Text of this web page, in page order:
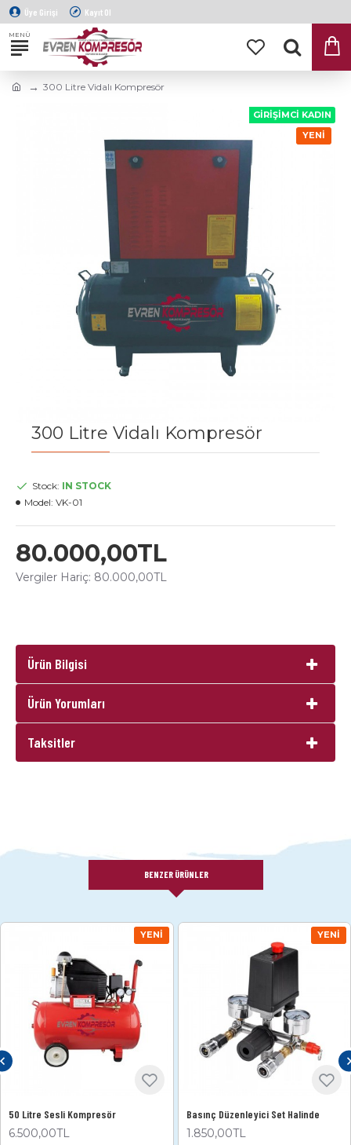
Üye Girişi Kayıt Ol
300 Litre Vidalı Kompresör
YENI
GIRIŞIMCI KADIN
300 Litre Vidalı Kompresör
80.000,00TL
Vergiler Hariç: 80.000,00TL
Stock: IN STOCK
Model: VK-01
Ürün Bilgisi
Ürün Yorumları
Taksitler
BENZER ÜRÜNLER
YENI
50 Litre Sesli Kompresör
6.500,00TL
YENI
Basınç Düzenleyici Set Halinde
1.850,00TL